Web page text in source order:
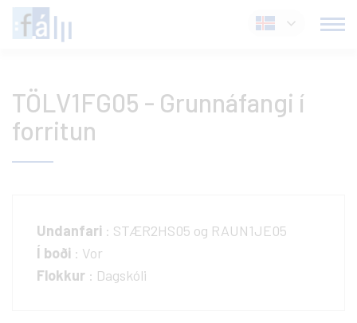
Fara
í
Íslenska
TÖLV1FG05 - Grunnáfangi í
forritun
Undanfari : STÆR2HS05 og RAUN1JE05
Í boði : Vor
Flokkur : Dagskóli